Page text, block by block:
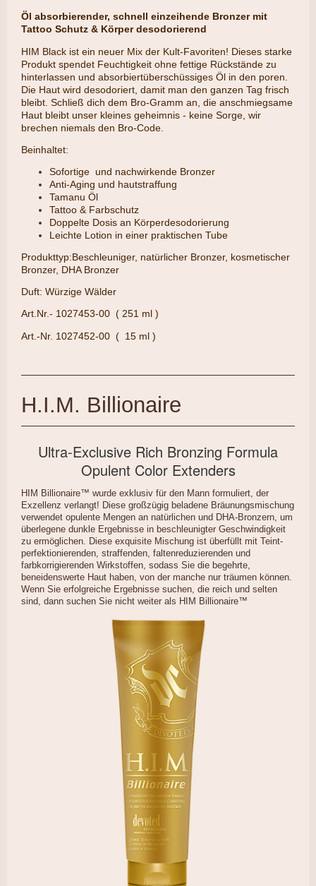
Öl absorbierender, schnell einzeihende Bronzer mit
Tattoo Schutz & Körper desodorierend
HIM Black ist ein neuer Mix der Kult-Favoriten! Dieses starke
Produkt spendet Feuchtigkeit ohne fettige Rückstände zu
hinterlassen und absorbiertüberschüssiges Öl in den poren.
Die Haut wird desodoriert, damit man den ganzen Tag frisch
bleibt. Schließ dich dem Bro-Gramm an, die anschmiegsame
Haut bleibt unser kleines geheimnis - keine Sorge, wir
brechen niemals den Bro-Code.
Beinhaltet:
Sofortige und nachwirkende Bronzer
Anti-Aging und hautstraffung
Tamanu Öl
Tattoo & Farbschutz
Doppelte Dosis an Körperdesodorierung
Leichte Lotion in einer praktischen Tube
Produkttyp:Beschleuniger, natürlicher Bronzer, kosmetischer
Bronzer, DHA Bronzer
Duft: Würzige Wälder
Art.Nr.- 1027453-00 ( 251 ml )
Art.-Nr. 1027452-00 ( 15 ml )
H.I.M. Billionaire
Ultra-Exclusive Rich Bronzing Formula
Opulent Color Extenders
HIM Billionaire™ wurde exklusiv für den Mann formuliert, der
Exzellenz verlangt! Diese großzügig beladene Bräunungsmischung
verwendet opulente Mengen an natürlichen und DHA-Bronzern, um
überlegene dunkle Ergebnisse in beschleunigter Geschwindigkeit
zu ermöglichen. Diese exquisite Mischung ist überfüllt mit Teint-
perfektionierenden, straffenden, faltenreduzierenden und
farbkorrigierenden Wirkstoffen, sodass Sie die begehrte,
beneidenswerte Haut haben, von der manche nur träumen können.
Wenn Sie erfolgreiche Ergebnisse suchen, die reich und selten
sind, dann suchen Sie nicht weiter als HIM Billionaire™